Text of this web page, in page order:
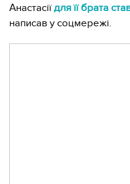
Анастасіїдля її брата
написав у соцмережі.